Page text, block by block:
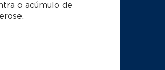
o acúmulo de